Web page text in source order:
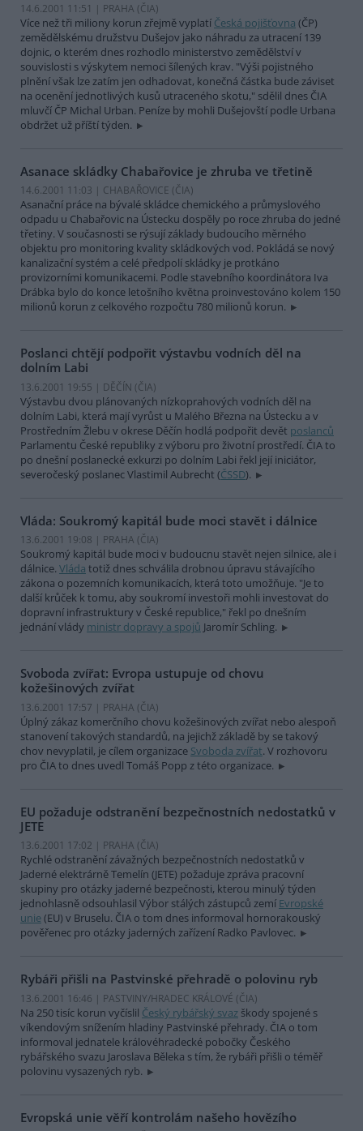
14.6.2001 11:51 | PRAHA (ČIA)
Více než tři miliony korun zřejmě vyplatí Česká pojišťovna (ČP)
zemědělskému družstvu Dušejov jako náhradu za utracení 139
dojnic, o kterém dnes rozhodlo ministerstvo zemědělství v
souvislosti s výskytem nemoci šílených krav. "Výši pojistného
plnění však lze zatím jen odhadovat, konečná částka bude záviset
na ocenění jednotlivých kusů utraceného skotu," sdělil dnes ČIA
mluvčí ČP Michal Urban. Peníze by mohli Dušejovští podle Urbana
obdržet už příští týden.
Asanace skládky Chabařovice je zhruba ve třetině
14.6.2001 11:03 | CHABAŘOVICE (ČIA)
Asanační práce na bývalé skládce chemického a průmyslového
odpadu u Chabařovic na Ústecku dospěly po roce zhruba do jedné
třetiny. V současnosti se rýsují základy budoucího měrného
objektu pro monitoring kvality skládkových vod. Pokládá se nový
kanalizační systém a celé předpolí skládky je protkáno
provizorními komunikacemi. Podle stavebního koordinátora Iva
Drábka bylo do konce letošního května proinvestováno kolem 150
milionů korun z celkového rozpočtu 780 milionů korun.
Poslanci chtějí podpořit výstavbu vodních děl na
dolním Labi
13.6.2001 19:55 | DĚČÍN (ČIA)
Výstavbu dvou plánovaných nízkoprahových vodních děl na
dolním Labi, která mají vyrůst u Malého Března na Ústecku a v
Prostředním Žlebu v okrese Děčín hodlá podpořit devět poslanců
Parlamentu České republiky z výboru pro životní prostředí. ČIA to
po dnešní poslanecké exkurzi po dolním Labi řekl její iniciátor,
severočeský poslanec Vlastimil Aubrecht (ČSSD).
Vláda: Soukromý kapitál bude moci stavět i dálnice
13.6.2001 19:08 | PRAHA (ČIA)
Soukromý kapitál bude moci v budoucnu stavět nejen silnice, ale i
dálnice. Vláda totiž dnes schválila drobnou úpravu stávajícího
zákona o pozemních komunikacích, která toto umožňuje. "Je to
další krůček k tomu, aby soukromí investoři mohli investovat do
dopravní infrastruktury v České republice," řekl po dnešním
jednání vlády ministr dopravy a spojů Jaromír Schling.
Svoboda zvířat: Evropa ustupuje od chovu
kožešinových zvířat
13.6.2001 17:57 | PRAHA (ČIA)
Úplný zákaz komerčního chovu kožešinových zvířat nebo alespoň
stanovení takových standardů, na jejichž základě by se takový
chov nevyplatil, je cílem organizace Svoboda zvířat. V rozhovoru
pro ČIA to dnes uvedl Tomáš Popp z této organizace.
EU požaduje odstranění bezpečnostních nedostatků v
JETE
13.6.2001 17:02 | PRAHA (ČIA)
Rychlé odstranění závažných bezpečnostních nedostatků v
Jaderné elektrárně Temelín (JETE) požaduje zpráva pracovní
skupiny pro otázky jaderné bezpečnosti, kterou minulý týden
jednohlasně odsouhlasil Výbor stálých zástupců zemí Evropské
unie(EU) v Bruselu. ČIA o tom dnes informoval hornorakouský
pověřenec pro otázky jaderných zařízení Radko Pavlovec.
Rybáři přišli na Pastvinské přehradě o polovinu ryb
13.6.2001 16:46 | PASTVINY/HRADEC KRÁLOVÉ (ČIA)
Na 250 tisíc korun vyčíslil Český rybářský svaz škody spojené s
víkendovým snížením hladiny Pastvinské přehrady. ČIA o tom
informoval jednatele královéhradecké pobočky Českého
rybářského svazu Jaroslava Běleka s tím, že rybáři přišli o téměř
polovinu vysazených ryb.
Evropská unie věří kontrolám našeho hovězího